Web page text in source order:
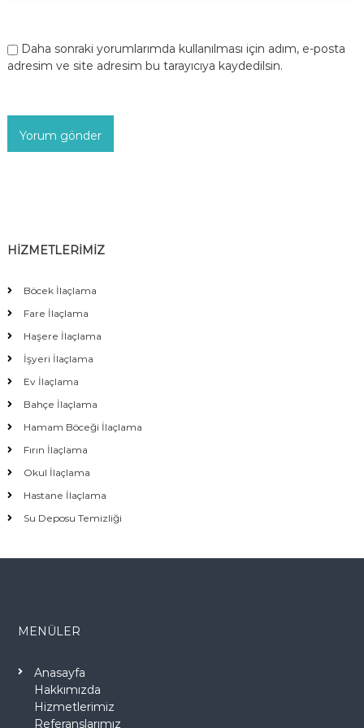
Daha sonraki yorumlarımda kullanılması için adım, e-posta
adresim ve site adresim bu tarayıcıya kaydedilsin.
HİZMETLERİMİZ
Böcek İlaçlama
Fare İlaçlama
Haşere İlaçlama
İşyeri İlaçlama
Ev İlaçlama
Bahçe İlaçlama
Hamam Böceği İlaçlama
Fırın İlaçlama
Okul İlaçlama
Hastane İlaçlama
Su Deposu Temizliği
MENÜLER
Anasayfa
Hakkımızda
Hizmetlerimiz
Referanslarımız